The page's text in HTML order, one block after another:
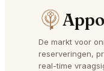
De markt voor
reserveringen,
real-time